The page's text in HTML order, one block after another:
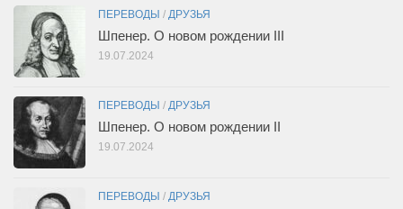
ПЕРЕВОДЫ / ДРУЗЬЯ
Шпенер. О новом рождении III
19.07.2024
ПЕРЕВОДЫ / ДРУЗЬЯ
Шпенер. О новом рождении II
19.07.2024
ПЕРЕВОДЫ / ДРУЗЬЯ